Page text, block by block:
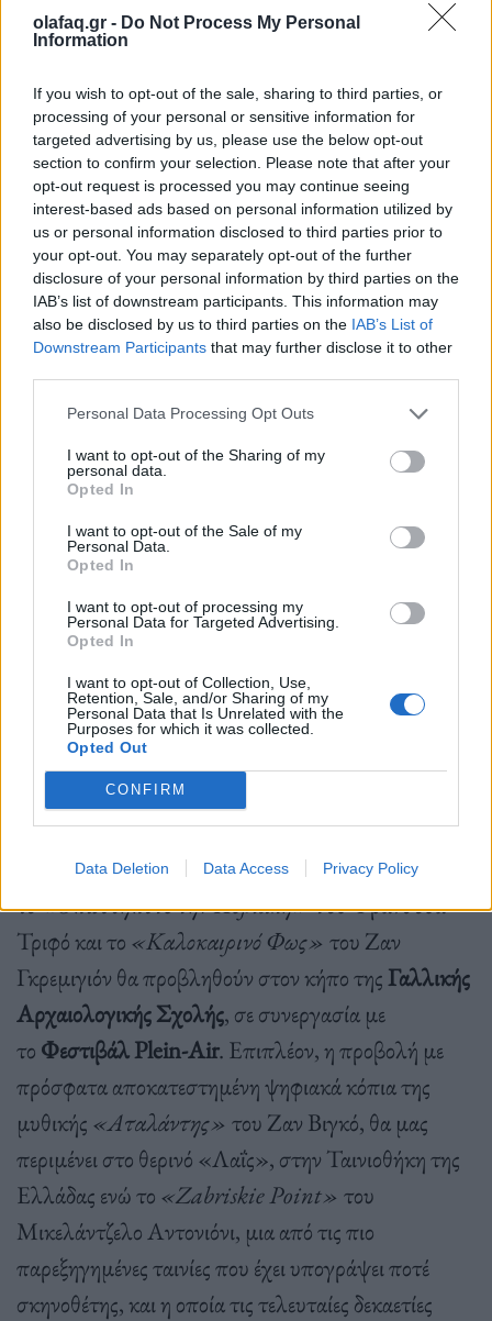
olafaq.gr - Do Not Process My Personal
Information
If you wish to opt-out of the sale, sharing to third parties, or
processing of your personal or sensitive information for
targeted advertising by us, please use the below opt-out
section to confirm your selection. Please note that after your
opt-out request is processed you may continue seeing
interest-based ads based on personal information utilized by
us or personal information disclosed to third parties prior to
your opt-out. You may separately opt-out of the further
disclosure of your personal information by third parties on the
IAB’s list of downstream participants. This information may
also be disclosed by us to third parties on the IAB’s List of
Downstream Participants that may further disclose it to other
Personal Data Processing Opt Outs
I want to opt-out of the Sharing of my
personal data.
Opted In
I want to opt-out of the Sale of my
Personal Data.
Opted In
I want to opt-out of processing my
Personal Data for Targeted Advertising.
Opted In
I want to opt-out of Collection, Use,
Retention, Sale, and/or Sharing of my
Personal Data that Is Unrelated with the
Purposes for which it was collected.
Opted Out
CONFIRM
Data Deletion Data Access Privacy Policy
Η«Μεγάλη Χίμαιρα»του Ζαν Ρενουάρ,
οι «Ομπρέλες του Χερβούργου» του Ζακ Ντεμί,
το«Οπωσδήποτε την Κυριακή» του Φρανσουά
Τριφό και το «Καλοκαιρινό Φως» του Ζαν
Γκρεμιγιόν θα προβληθούν στον κήπο τηςΓαλλικής
Αρχαιολογικής Σχολής, σε συνεργασία με
το Φεστιβάλ Plein-Air. Επιπλέον,η προβολή με
πρόσφατα αποκατεστημένη ψηφιακά κόπια της
μυθικής «Αταλάντης» του Ζαν Βιγκό, θα μας
περιμένει στο θερινό «Λαΐς», στην Ταινιοθήκη της
Ελλάδας ενώ το «Zabriskie Point» του
Μικελάντζελο Αντονιόνι, μια από τις πιο
παρεξηγημένες ταινίες που έχει υπογράψει ποτέ
σκηνοθέτης, και η οποία τις τελευταίες δεκαετίες